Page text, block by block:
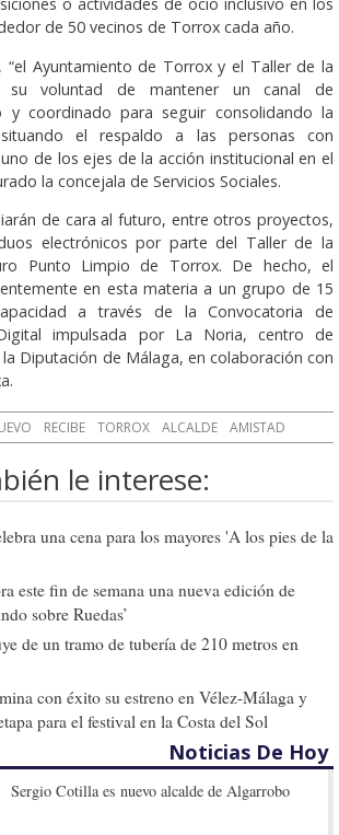
o actividades de ocio inclusivo en los
de 50 vecinos de Torrox cada año.
“el Ayuntamiento de Torrox y el Taller de la
su voluntad de mantener un canal de
y coordinado para seguir consolidando la
el respaldo a las personas con
de los ejes de la acción institucional en el
la concejala de Servicios Sociales.
de cara al futuro, entre otros proyectos,
electrónicos por parte del Taller de la
Punto Limpio de Torrox. De hecho, el
en esta materia a un grupo de 15
a través de la Convocatoria de
impulsada por La Noria, centro de
Diputación de Málaga, en colaboración con
RECIBE TORROX ALCALDE AMISTAD
le interese:
una cena para los mayores 'A los pies de la
este fin de semana una nueva edición de
sobre Ruedas’
de un tramo de tubería de 210 metros en
con éxito su estreno en Vélez-Málaga y
para el festival en la Costa del Sol
Noticias De Hoy
Sergio Cotilla es nuevo alcalde de Algarrobo